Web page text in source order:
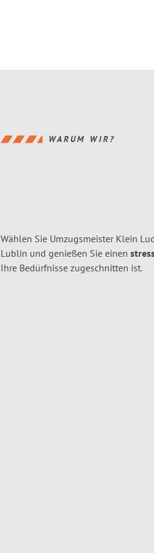
WARUM WIR?
Wählen Sie Umzugsmeister Klein
Lublin und genießen Sie einen
Ihre Bedürfnisse zugeschnitten ist.